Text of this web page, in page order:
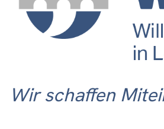
Wir schaffen